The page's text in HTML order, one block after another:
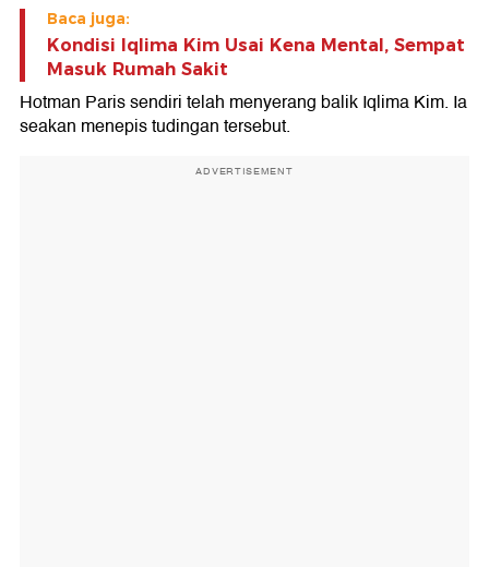
Baca juga:
Kondisi Iqlima Kim Usai Kena Mental, Sempat
Masuk Rumah Sakit
Hotman Paris sendiri telah menyerang balik Iqlima Kim. Ia
seakan menepis tudingan tersebut.
ADVERTISEMENT